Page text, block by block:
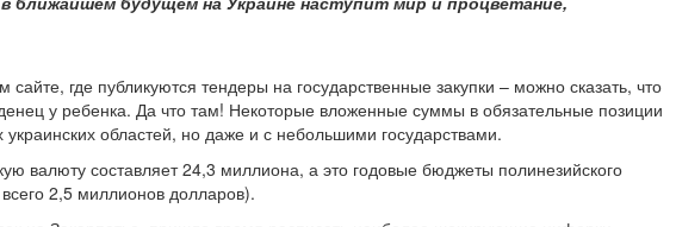
где публикуются тендеры на государственные закупки – можно сказать, что
у ребенка. Да что там! Некоторые вложенные суммы в обязательные позиции
областей, но даже и с небольшими государствами.
валюту составляет 24,3 миллиона, а это годовые бюджеты полинезийского
всего 2,5 миллионов долларов).